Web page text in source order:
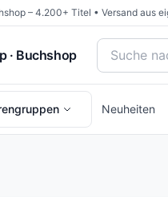
– 4.200+ Titel • Versand aus
· Buchshop Bücher
Neuheiten